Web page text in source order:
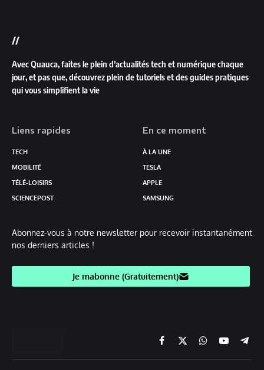
//
Avec Quauca, faites le plein d’actualités tech et numérique chaque
jour, et pas que, découvrez plein de tutoriels et des guides pratiques
qui vous simplifient la vie
Liens rapides
TECH
MOBILITÉ
TÉLÉ-LOISIRS
SCIENCEPOST
En ce moment
À LA UNE
TESLA
APPLE
SAMSUNG
Abonnez-vous à notre newsletter pour recevoir instantanément
nos derniers articles !
Je mabonne (Gratuitement)
Facebook
X
(Twitter)
Chaine
WhatsApp
YouTube